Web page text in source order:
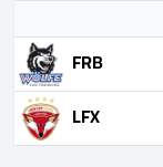
FRB
LFX